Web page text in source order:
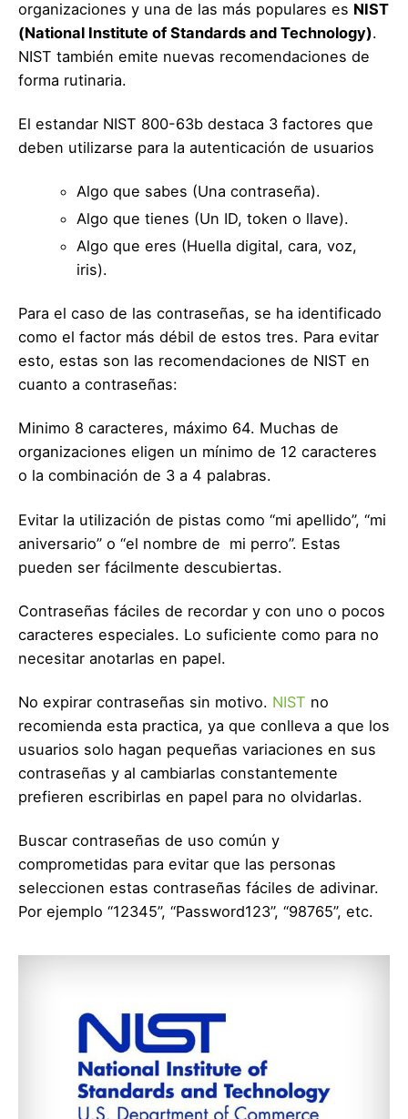
organizaciones y una de las más populares es NIST
(National Institute of Standards and Technology).
NIST también emite nuevas recomendaciones de
forma rutinaria.
El estandar NIST 800-63b destaca 3 factores que
deben utilizarse para la autenticación de usuarios
Algo que sabes (Una contraseña).
Algo que tienes (Un ID, token o llave).
Algo que eres (Huella digital, cara, voz,
iris).
Para el caso de las contraseñas, se ha identificado
como el factor más débil de estos tres. Para evitar
esto, estas son las recomendaciones de NIST en
cuanto a contraseñas:
Minimo 8 caracteres, máximo 64. Muchas de
organizaciones eligen un mínimo de 12 caracteres
o la combinación de 3 a 4 palabras.
Evitar la utilización de pistas como “mi apellido”, “mi
aniversario” o “el nombre de mi perro”. Estas
pueden ser fácilmente descubiertas.
Contraseñas fáciles de recordar y con uno o pocos
caracteres especiales. Lo suficiente como para no
necesitar anotarlas en papel.
No expirar contraseñas sin motivo. NIST no
recomienda esta practica, ya que conlleva a que los
usuarios solo hagan pequeñas variaciones en sus
contraseñas y al cambiarlas constantemente
prefieren escribirlas en papel para no olvidarlas.
Buscar contraseñas de uso común y
comprometidas para evitar que las personas
seleccionen estas contraseñas fáciles de adivinar.
Por ejemplo “12345”, “Password123”, “98765”, etc.